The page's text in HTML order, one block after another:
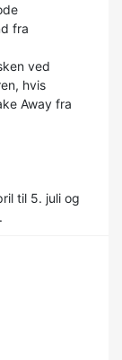
fra
ved
hvis
Away fra
til 5. juli og